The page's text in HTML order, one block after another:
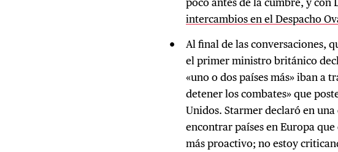
intercambios en el Despacho
Al final de las conversaciones,
el primer ministro británico
«uno o dos países más» iban a
detener los combates» que
Unidos. Starmer declaró en
encontrar países en Europa
más proactivo; no estoy